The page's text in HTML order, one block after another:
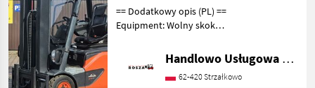
== Dodatkowy opis (PL) ==
Equipment: Wolny skok
Additional info: Stan:
Bardzo dobry, Możliwość
Handlowo Usługowa Alanex Alan Roszak
62-420 Strzałkowo